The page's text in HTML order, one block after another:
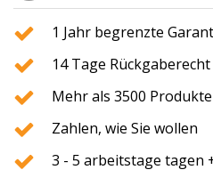
1 Jahr begrenzte
14 Tage Rückgaberecht
Mehr als 3500 Produkte
Zahlen, wie Sie wollen
3 - 5 arbeitstage tagen